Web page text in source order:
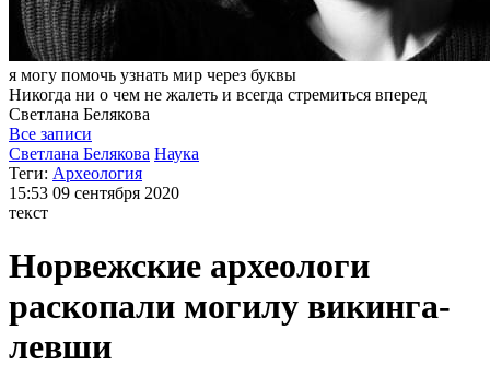
я могу помочь узнать мир через буквы
Никогда ни о чем не жалеть и всегда стремиться вперед
Светлана Белякова
Все записи
Светлана Белякова Наука
Теги: Археология
15:53 09 сентября 2020
текст
Норвежские археологи
раскопали могилу викинга-
левши